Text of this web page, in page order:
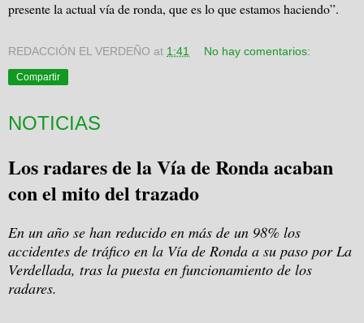
presente la actual vía de ronda, que es lo que estamos haciendo”.
REDACCIÓN EL VERDEÑO at 1:41 No hay comentarios:
Compartir
NOTICIAS
Los radares de la Vía de Ronda acaban
con el mito del trazado
En un año se han reducido en más de un 98% los
accidentes de tráfico en la Vía de Ronda a su paso por La
Verdellada, tras la puesta en funcionamiento de los
radares.